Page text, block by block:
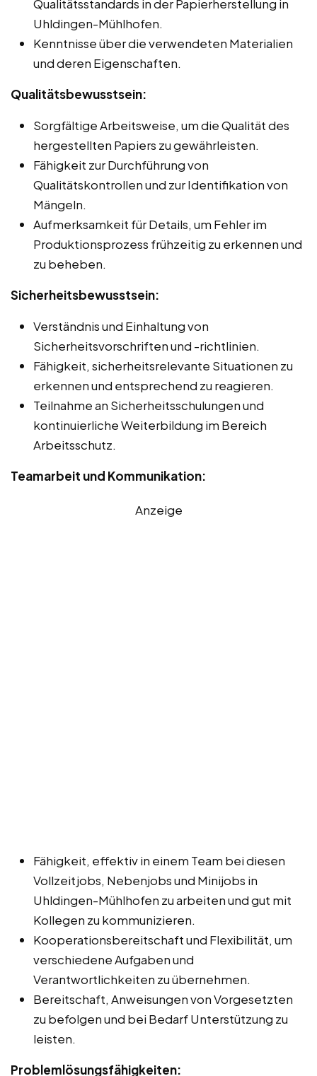
Qualitätsstandards in der Papierherstellung in
Uhldingen-Mühlhofen.
Kenntnisse über die verwendeten Materialien
und deren Eigenschaften.
Qualitätsbewusstsein:
Sorgfältige Arbeitsweise, um die Qualität des
hergestellten Papiers zu gewährleisten.
Fähigkeit zur Durchführung von
Qualitätskontrollen und zur Identifikation von
Mängeln.
Aufmerksamkeit für Details, um Fehler im
Produktionsprozess frühzeitig zu erkennen und
zu beheben.
Sicherheitsbewusstsein:
Verständnis und Einhaltung von
Sicherheitsvorschriften und -richtlinien.
Fähigkeit, sicherheitsrelevante Situationen zu
erkennen und entsprechend zu reagieren.
Teilnahme an Sicherheitsschulungen und
kontinuierliche Weiterbildung im Bereich
Arbeitsschutz.
Teamarbeit und Kommunikation:
Anzeige
Fähigkeit, effektiv in einem Team bei diesen
Vollzeitjobs, Nebenjobs und Minijobs in
Uhldingen-Mühlhofen zu arbeiten und gut mit
Kollegen zu kommunizieren.
Kooperationsbereitschaft und Flexibilität, um
verschiedene Aufgaben und
Verantwortlichkeiten zu übernehmen.
Bereitschaft, Anweisungen von Vorgesetzten
zu befolgen und bei Bedarf Unterstützung zu
leisten.
Problemlösungsfähigkeiten: